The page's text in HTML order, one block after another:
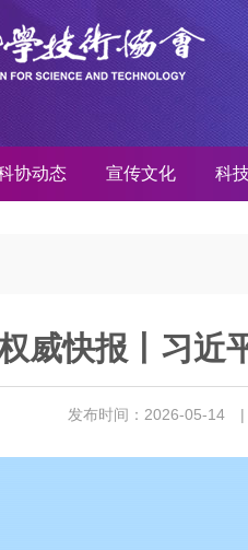
协动态 宣传文化 科
威快报丨习近
发布时间：2026-05-14